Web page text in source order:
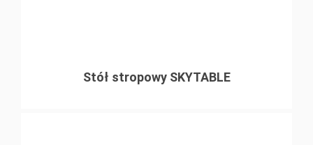
Stół stropowy SKYTABLE